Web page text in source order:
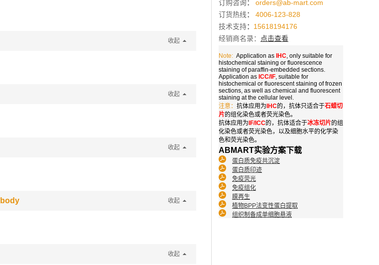
订购咨询：
orders@ab-mart.com
订货热线：
4006-123-828
技术支持： 15618194176
经销商名录：
点击查看
Note: Application as IHC, only suitable for
histochemical staining or fluorescence
staining of paraffin-embedded sections.
Application as ICC/IF, suitable for
histochemical or fluorescent staining of frozen
sections, as well as chemical and fluorescent
staining at the cellular level.
注意： 抗体应用为 IHC的，抗体只适合于石蜡切
片的组化染色或者荧光染色。
抗体应用为 IF/ICC的，抗体适合于冰冻切片的组
化染色或者荧光染色，以及细胞水平的化学染
色和荧光染色。
ABMART实验方案下载
蛋白质免疫共沉淀
蛋白质印迹
免疫荧光
免疫组化
膜再生
植物BPP法变性蛋白提取
组织制备成单细胞悬液
收起
收起
收起
收起
收起